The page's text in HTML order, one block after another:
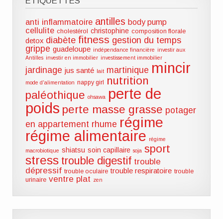
anti inflammatoire antilles body pump
cellulite cholestérol christophine composition florale
detox diabète fitness gestion du temps
grippe guadeloupe indépendance financière investir aux
Antilles investir en immobilier investissement immobilier
jardinage jus santé lait martinique mincir
mode d'alimentation nappy girl
nutrition
paléothique ohsawa
perte de
poids perte masse grasse potager
en appartement rhume régime
régime alimentaire régime
macrobiotique shiatsu soin capillaire soja sport
stress trouble digestif trouble
dépressif trouble oculaire trouble respiratoire trouble
urinaire ventre plat zen